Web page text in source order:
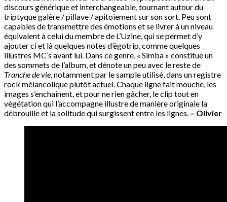
discours générique et interchangeable, tournant autour du
triptyque galère / pillave / apitoiement sur son sort. Peu sont
capables de transmettre des émotions et se livrer à un niveau
équivalent à celui du membre de L’Uzine, qui se permet d’y
ajouter ci et là quelques notes d’égotrip, comme quelques
illustres MC’s avant lui. Dans ce genre, « Simba » constitue un
des sommets de l’album, et dénote un peu avec le reste de
Tranche de vie, notamment par le sample utilisé, dans un registre
rock mélancolique plutôt actuel. Chaque ligne fait mouche, les
images s’enchaînent, et pour ne rien gâcher, le clip tout en
végétation qui l’accompagne illustre de manière originale la
débrouille et la solitude qui surgissent entre les lignes. – Olivier